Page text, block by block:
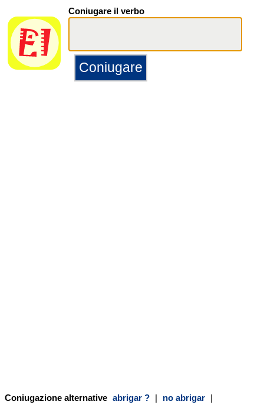
Coniugare il verbo
Coniugazione alternative abrigar ? | no abrigar |